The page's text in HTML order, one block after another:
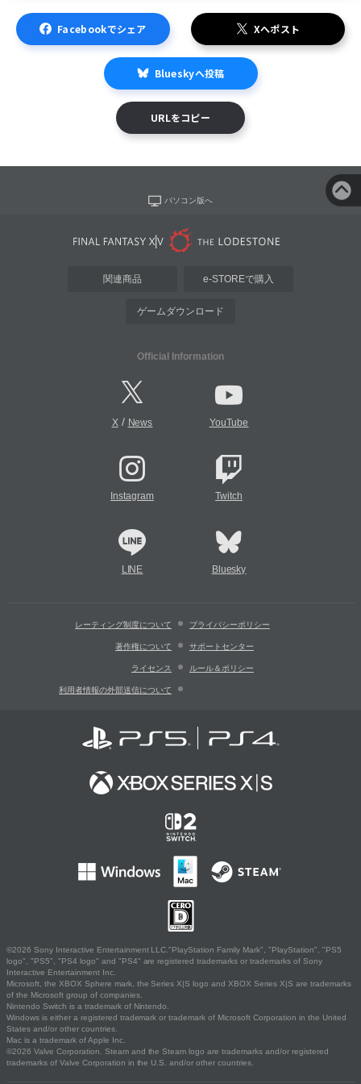
Facebookでシェア Xへポスト
Blueskyへ投稿
URLをコピー
パソコン版へ
関連商品 e-STOREで購入
ゲームダウンロード
Official Information
X/ News YouTube
Instagram Twitch
LINE Bluesky
レーティング制度について プライバシーポリシー
著作権について サポートセンター
ライセンス ルール＆ポリシー
利用者情報の外部送信について
©2026 Sony Interactive Entertainment LLC."PlayStation Family Mark", "PlayStation", "PS5
logo", "PS5", "PS4 logo" and "PS4" are registered trademarks or trademarks of Sony
Interactive Entertainment Inc.
Microsoft, the XBOX Sphere mark, the Series X|S logo and XBOX Series X|S are trademarks
of the Microsoft group of companies.
Nintendo Switch is a trademark of Nintendo.
Windows is either a registered trademark or trademark of Microsoft Corporation in the United
States and/or other countries.
Mac is a trademark of Apple Inc.
©2026 Valve Corporation. Steam and the Steam logo are trademarks and/or registered
trademarks of Valve Corporation in the U.S. and/or other countries.